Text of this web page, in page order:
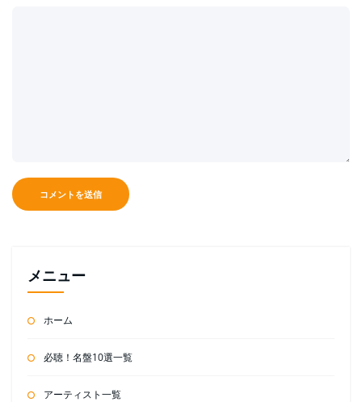
メニュー
ホーム
必聴！名盤10選一覧
アーティスト一覧